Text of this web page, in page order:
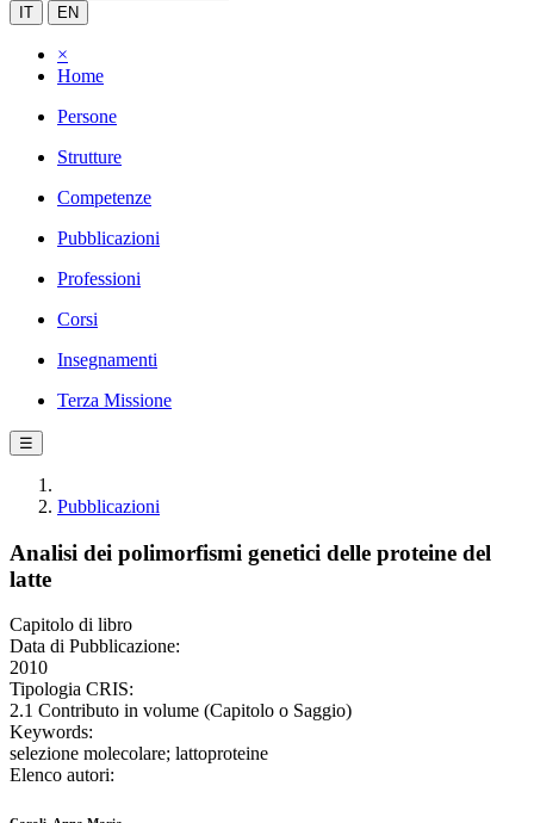
IT EN
×
Home
Persone
Strutture
Competenze
Pubblicazioni
Professioni
Corsi
Insegnamenti
Terza Missione
☰
Pubblicazioni
Analisi dei polimorfismi genetici delle proteine del
latte
Capitolo di libro
Data di Pubblicazione:
2010
Tipologia CRIS:
2.1 Contributo in volume (Capitolo o Saggio)
Keywords:
selezione molecolare; lattoproteine
Elenco autori: